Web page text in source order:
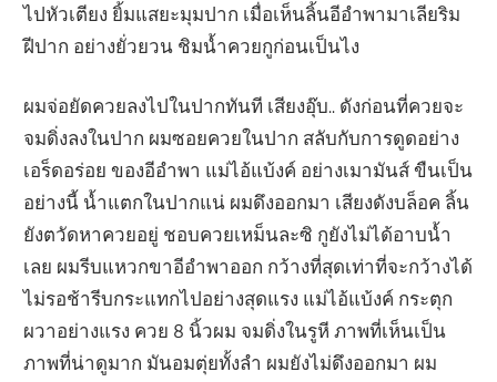
ไปหัวเตียง ยิ้มแสยะมุมปาก เมื่อเห็นลิ้นอีอำพามาเลียริม
ฝีปาก อย่างยั่วยวน ชิมน้ำควยกูก่อนเป็นไง
ผมจ่อยัดควยลงไปในปากทันที เสียงอุ๊บ.. ดังก่อนที่ควยจะ
จมดิ่งลงในปาก ผมซอยควยในปาก สลับกับการดูดอย่าง
เอร็ดอร่อย ของอีอำพา แม่ไอ้แบ้งค์ อย่างเมามันส์ ขืนเป็น
อย่างนี้ น้ำแตกในปากแน่ ผมดึงออกมา เสียงดังบล็อค ลิ้น
ยังตวัดหาควยอยู่ ชอบควยเหม็นละซิ กูยังไม่ได้อาบน้ำ
เลย ผมรีบแหวกขาอีอำพาออก กว้างที่สุดเท่าที่จะกว้างได้
ไม่รอช้ารีบกระแทกไปอย่างสุดแรง แม่ไอ้แบ้งค์ กระตุก
ผวาอย่างแรง ควย 8 นิ้วผม จมดิ่งในรูหี ภาพที่เห็นเป็น
ภาพที่น่าดูมาก มันอมตุ่ยทั้งลำ ผมยังไม่ดึงออกมา ผม